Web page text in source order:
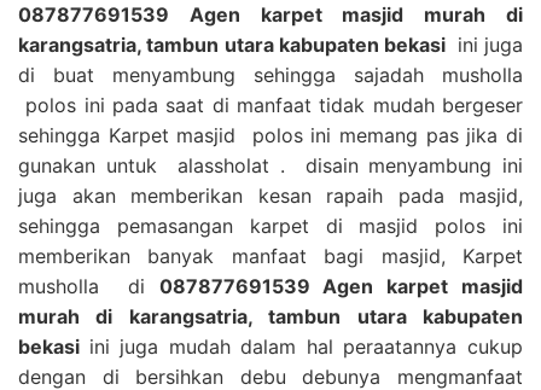
087877691539 Agen karpet masjid murah di
karangsatria, tambun utara kabupaten bekasi ini juga
di buat menyambung sehingga sajadah musholla
polos ini pada saat di manfaat tidak mudah bergeser
sehingga Karpet masjid polos ini memang pas jika di
gunakan untuk alassholat . disain menyambung ini
juga akan memberikan kesan rapaih pada masjid,
sehingga pemasangan karpet di masjid polos ini
memberikan banyak manfaat bagi masjid, Karpet
musholla di 087877691539 Agen karpet masjid
murah di karangsatria, tambun utara kabupaten
bekasi ini juga mudah dalam hal peraatannya cukup
dengan di bersihkan debu debunya mengmanfaat